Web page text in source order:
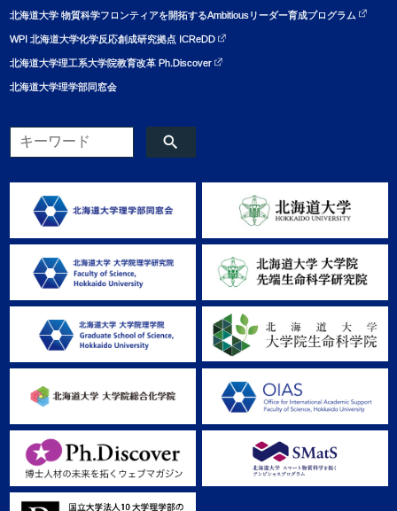
北海道大学 物質科学フロンティアを開拓するAmbitiousリーダー育成プログラム
WPI 北海道大学化学反応創成研究拠点 ICReDD
北海道大学理工系大学院教育改革 Ph.Discover
北海道大学理学部同窓会